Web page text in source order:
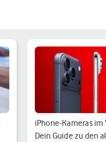
iPhone-Kameras im
Dein Guide zu den